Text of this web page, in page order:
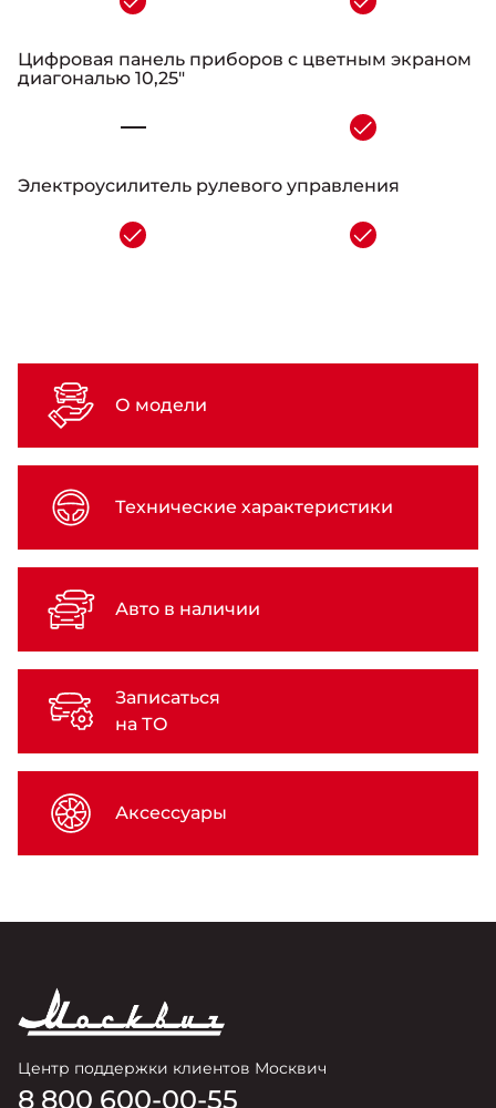
Цифровая панель приборов с цветным экраном
диагональю 10,25"
Электроусилитель рулевого управления
О модели
Технические характеристики
Авто в наличии
Записаться
на ТО
Аксессуары
Центр поддержки клиентов Москвич
8 800 600-00-55